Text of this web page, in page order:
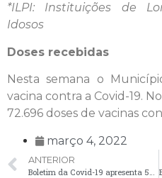
*ILPI: Instituições de
Idosos
Doses recebidas
Nesta semana o
vacina contra a Covid-19.
72.696 doses de vacinas
março 4, 2022
ANTERIOR